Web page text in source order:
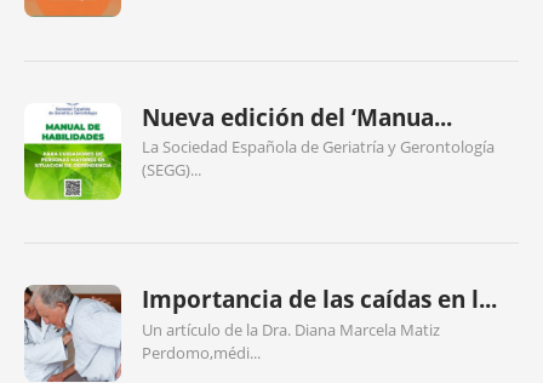
Nueva edición del ‘Manua...
La Sociedad Española de Geriatría y Gerontología
(SEGG)...
Importancia de las caídas en l...
Un artículo de la Dra. Diana Marcela Matiz
Perdomo,médi...